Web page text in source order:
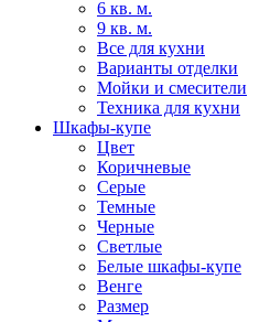
6 кв. м.
9 кв. м.
Все для кухни
Варианты отделки
Мойки и смесители
Техника для кухни
Шкафы-купе
Цвет
Коричневые
Серые
Темные
Черные
Светлые
Белые шкафы-купе
Венге
Размер